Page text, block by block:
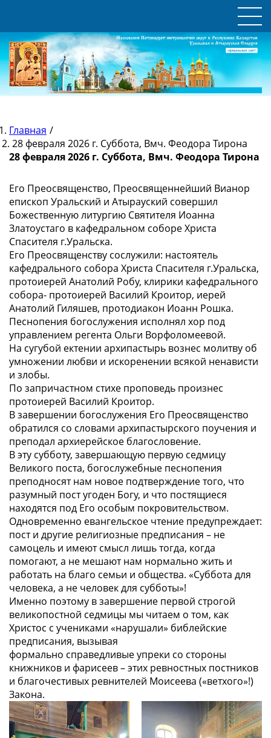
Главная /
28 февраля 2026 г. Суббота, Вмч. Феодора Тирона
28 февраля 2026 г. Суббота, Вмч. Феодора Тирона
Его Преосвященство, Преосвященнейший Вианор
епископ Уральский и Атырауский совершил
Божественную литургию Святителя Иоанна
Златоустаго в кафедральном соборе Христа
Спасителя г.Уральска.
Его Преосвященству сослужили: настоятель
кафедрального собора Христа Спасителя г.Уральска,
протоиерей Анатолий Робу, клирики кафедрального
собора- протоиерей Василий Кроитор, иерей
Анатолий Гиляшев, протодиакон Иоанн Рошка.
Песнопения богослужения исполнял хор под
управлением регента Ольги Ворфоломеевой.
На сугубой ектении архипастырь вознес молитву об
умножении любви и искоренении всякой ненависти
и злобы.
По запричастном стихе проповедь произнес
протоиерей Василий Кроитор.
В завершении богослужения Его Преосвященство
обратился со словами архипастырского поучения и
преподал архиерейское благословение.
В эту субботу, завершающую первую седмицу
Великого поста, богослужебные песнопения
преподносят нам новое подтверждение того, что
разумный пост угоден Богу, и что постящиеся
находятся под Его особым покровительством.
Одновременно евангельское чтение предупреждает:
пост и другие религиозные предписания – не
самоцель и имеют смысл лишь тогда, когда
помогают, а не мешают нам нормально жить и
работать на благо семьи и общества. «Суббота для
человека, а не человек для субботы»!
Именно поэтому в завершение первой строгой
великопостной седмицы мы читаем о том, как
Христос с учениками «нарушали» библейские
предписания, вызывая
формально справедливые упреки со стороны
книжников и фарисеев – этих ревностных постников
и благочестивых ревнителей Моисеева («ветхого»!)
Закона.